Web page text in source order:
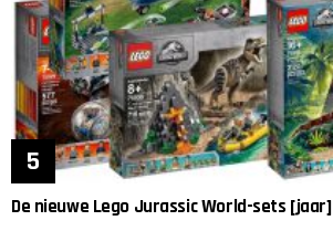
De nieuwe Lego Jurassic World-sets [jaar]